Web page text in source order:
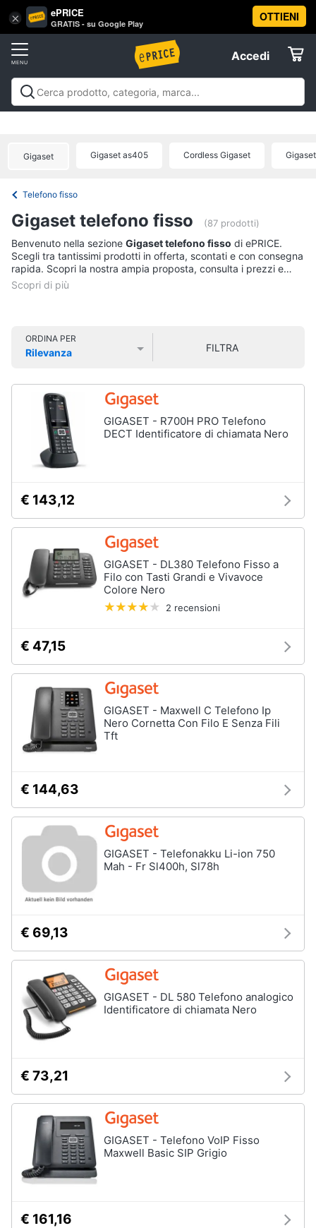
× ePRICE
GRATIS - su Google Play
OTTIENI
Accedi
Accedi
Registrati
Offerte
Tv
e
Home
Cinema
home
Audio
musica
Arredo
Brico
Giardinaggio
e
Beauty
Giocattoli
infanzia
Fotografia
Casalinghi
Abbigliamento
Sport
Animali
Motori
cd
dvd
Festività
e
ricorrenze
Vai
al
Telefonia
Smartphone
Samsung
iPhone
iPhone
Pro
Max
iPhone
17
tutti
Tecnologia
indossare
Watch
Apple
Series
Apple
Watch
Ultra​
Accessori
Smartphone
Cellulari
Airpods
Power
bank
Auricolari
bluetooth
tutti
Telefonia
fissa
Telefono
Fax
Cordless
Telefono
Vedi
Gigaset Gigaset as405 Cordless Gigaset
Telefono fisso
Gigaset telefono fisso (87 prodotti)
Benvenuto nella sezione Gigaset telefono fisso di ePRICE.
Scegli tra tantissimi prodotti in offerta, scontati e con consegna
rapida. Scopri la nostra ampia proposta, consulta i prezzi e
acquista comodamente online.
ORDINA PER
Rilevanza
FILTRA
GIGASET - R700H PRO Telefono
DECT Identificatore di chiamata Nero
€ 143,12
GIGASET - DL380 Telefono Fisso a
Filo con Tasti Grandi e Vivavoce
Colore Nero
2 recensioni
€ 47,15
GIGASET - Maxwell C Telefono Ip
Nero Cornetta Con Filo E Senza Fili
Tft
€ 144,63
GIGASET - Telefonakku Li-ion 750
Mah - Fr Sl400h, Sl78h
€ 69,13
GIGASET - DL 580 Telefono analogico
Identificatore di chiamata Nero
€ 73,21
GIGASET - Telefono VoIP Fisso
Maxwell Basic SIP Grigio
€ 161,16